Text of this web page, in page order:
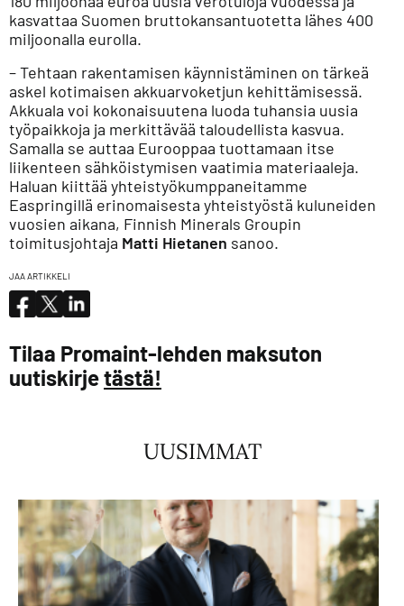
kasvattaa Suomen bruttokansantuotetta lähes 400
miljoonalla eurolla.
– Tehtaan rakentamisen käynnistäminen on tärkeä
askel kotimaisen akkuarvoketjun kehittämisessä.
Akkuala voi kokonaisuutena luoda tuhansia uusia
työpaikkoja ja merkittävää taloudellista kasvua.
Samalla se auttaa Eurooppaa tuottamaan itse
liikenteen sähköistymisen vaatimia materiaaleja.
Haluan kiittää yhteistyökumppaneitamme
Easpringillä erinomaisesta yhteistyöstä kuluneiden
vuosien aikana, Finnish Minerals Groupin
toimitusjohtaja Matti Hietanen sanoo.
JAA ARTIKKELI
Tilaa Promaint-lehden maksuton
uutiskirjetästä!
UUSIMMAT